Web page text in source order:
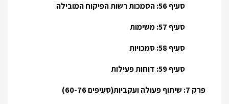
סעיף 56: הסמכות רשות הפיקוח המובילה
סעיף 57: משימות
סעיף 58: סמכויות
סעיף 59: דוחות פעילות
פרק 7: שיתוף פעולה ועקביות(סעיפים 60-76)